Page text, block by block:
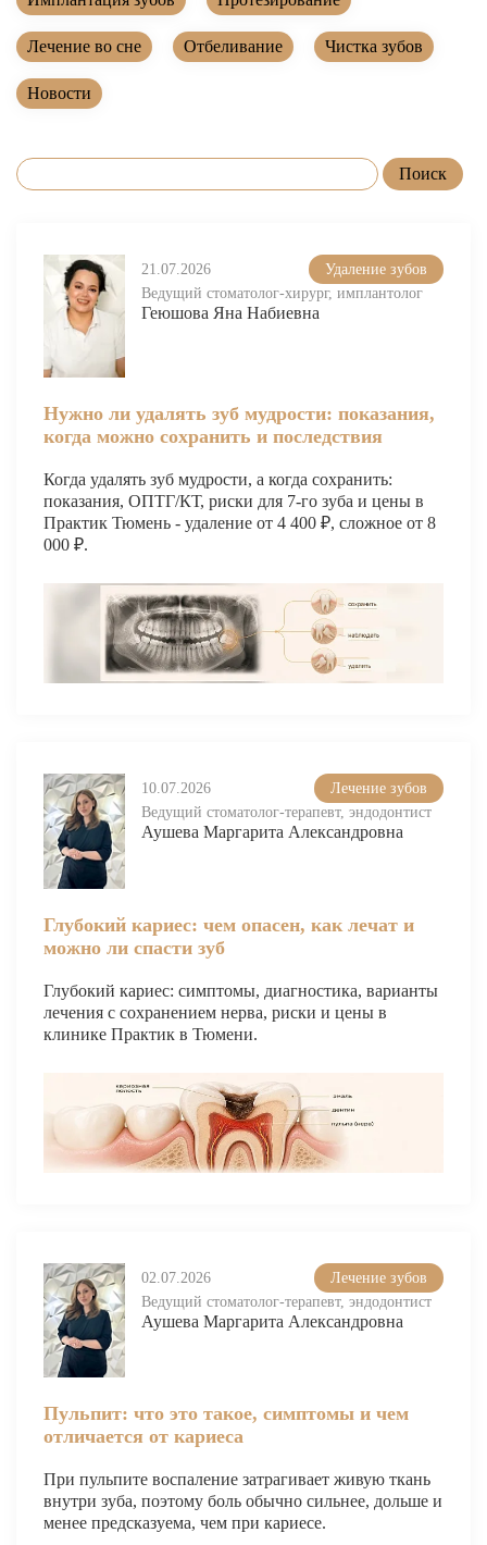
Лечение пульпита и периодонтита
Лечение пародонтита
ИСПРАВЛЕНИЕ ПРИКУСА
Элайнеры
Элайнеры ClearCorrect
Трейнеры и пластинки
Ретейнеры
Брекеты на нижнюю челюсть
Ортодонтия
ЛЕЧЕНИЕ ДЕСЕН, ПАРАДОНТИТА
ЛЕЧЕНИЕ ЗУБОВ ПОД НАРКОЗОМ
ИМПЛАНТАЦИЯ ЗУБОВ
Наращивание кости для имплантации
Имплантация верхней челюсти
Имплантационные системы Anthogyr
Импланты Dentium
Имплантация одного зуба
Имплантация «Всё на 6-ти»
ЧИСТКА ЗУБОВ
Восстановление и реставрация зубов
Реставрация зубов
Эстетическая стоматология
ВИНИРЫ
ПРОТЕЗИРОВАНИЕ
Лечение во сне Отбеливание Чистка зубов
Новости
21.07.2026
Удаление зубов
Ведущий стоматолог-хирург, имплантолог
Геюшова Яна Набиевна
Нужно ли удалять зуб мудрости: показания,
когда можно сохранить и последствия
Когда удалять зуб мудрости, а когда сохранить:
показания, ОПТГ/КТ, риски для 7-го зуба и цены в
Практик Тюмень - удаление от 4 400 ₽, сложное от 8
000 ₽.
10.07.2026
Лечение зубов
Ведущий стоматолог-терапевт, эндодонтист
Аушева Маргарита Александровна
Глубокий кариес: чем опасен, как лечат и
можно ли спасти зуб
Глубокий кариес: симптомы, диагностика, варианты
лечения с сохранением нерва, риски и цены в
клинике Практик в Тюмени.
02.07.2026
Лечение зубов
Ведущий стоматолог-терапевт, эндодонтист
Аушева Маргарита Александровна
Пульпит: что это такое, симптомы и чем
отличается от кариеса
При пульпите воспаление затрагивает живую ткань
внутри зуба, поэтому боль обычно сильнее, дольше и
менее предсказуема, чем при кариесе.